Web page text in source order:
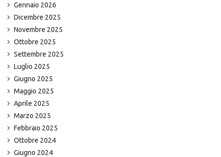
Gennaio 2026
Dicembre 2025
Novembre 2025
Ottobre 2025
Settembre 2025
Luglio 2025
Giugno 2025
Maggio 2025
Aprile 2025
Marzo 2025
Febbraio 2025
Ottobre 2024
Giugno 2024